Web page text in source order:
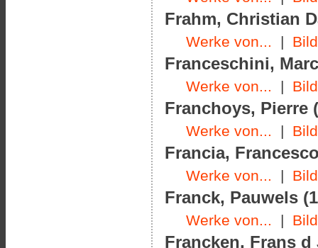
Frahm, Christian
Werke von... |
Franceschini,
Werke von... |
Franchoys, Pierre
Werke von... |
Francia,
Werke von... |
Franck, Pauwels
Werke von... |
Francken, Frans d